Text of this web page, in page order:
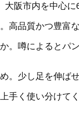
阪市内を中心
高品質かつ豊富
。噂によるとパ
。少し足を伸ば
手く使い分けてく